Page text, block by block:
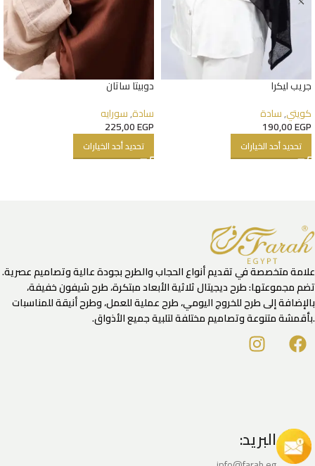
جريب ليكرا
كويتي,سادة
190,00EGP
تحديد أحد الخيارات
دوبيتا ساتان
سادة,سورايه
225,00EGP
تحديد أحد الخيارات
علامة متخصصة في تقديم أنواع الحجاب والطرح بجودة عالية وتصاميم عصرية.
تضم مجموعتها: طرح ديجيتال ثلاثية الأبعاد مبتكرة، طرح شيفون خفيفة،
بالإضافة إلى طرح للخروج اليومي، طرح عملية للعمل، وطرح أنيقة للمناسبات
.بأقمشة متنوعة وتصاميم مختلفة لتلبية جميع الأذواق.
البريد: